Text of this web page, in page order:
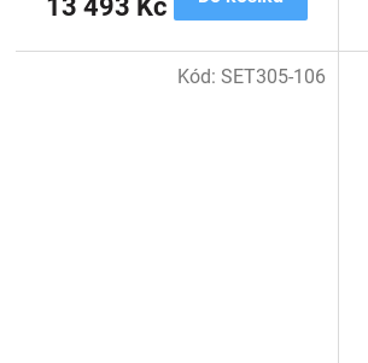
13 493 Kč
Kód: SET305-106